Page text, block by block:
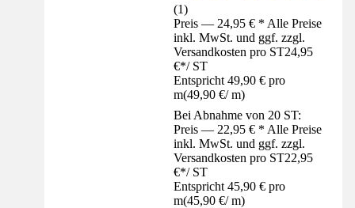
(1)
Preis — 24,95 € * Alle Preise
inkl. MwSt. und ggf. zzgl.
Versandkosten pro ST24,95
€*/ ST
Entspricht 49,90 € pro
m(49,90 €/ m)
Bei Abnahme von 20 ST:
Preis — 22,95 € * Alle Preise
inkl. MwSt. und ggf. zzgl.
Versandkosten pro ST22,95
€*/ ST
Entspricht 45,90 € pro
m(45,90 €/ m)